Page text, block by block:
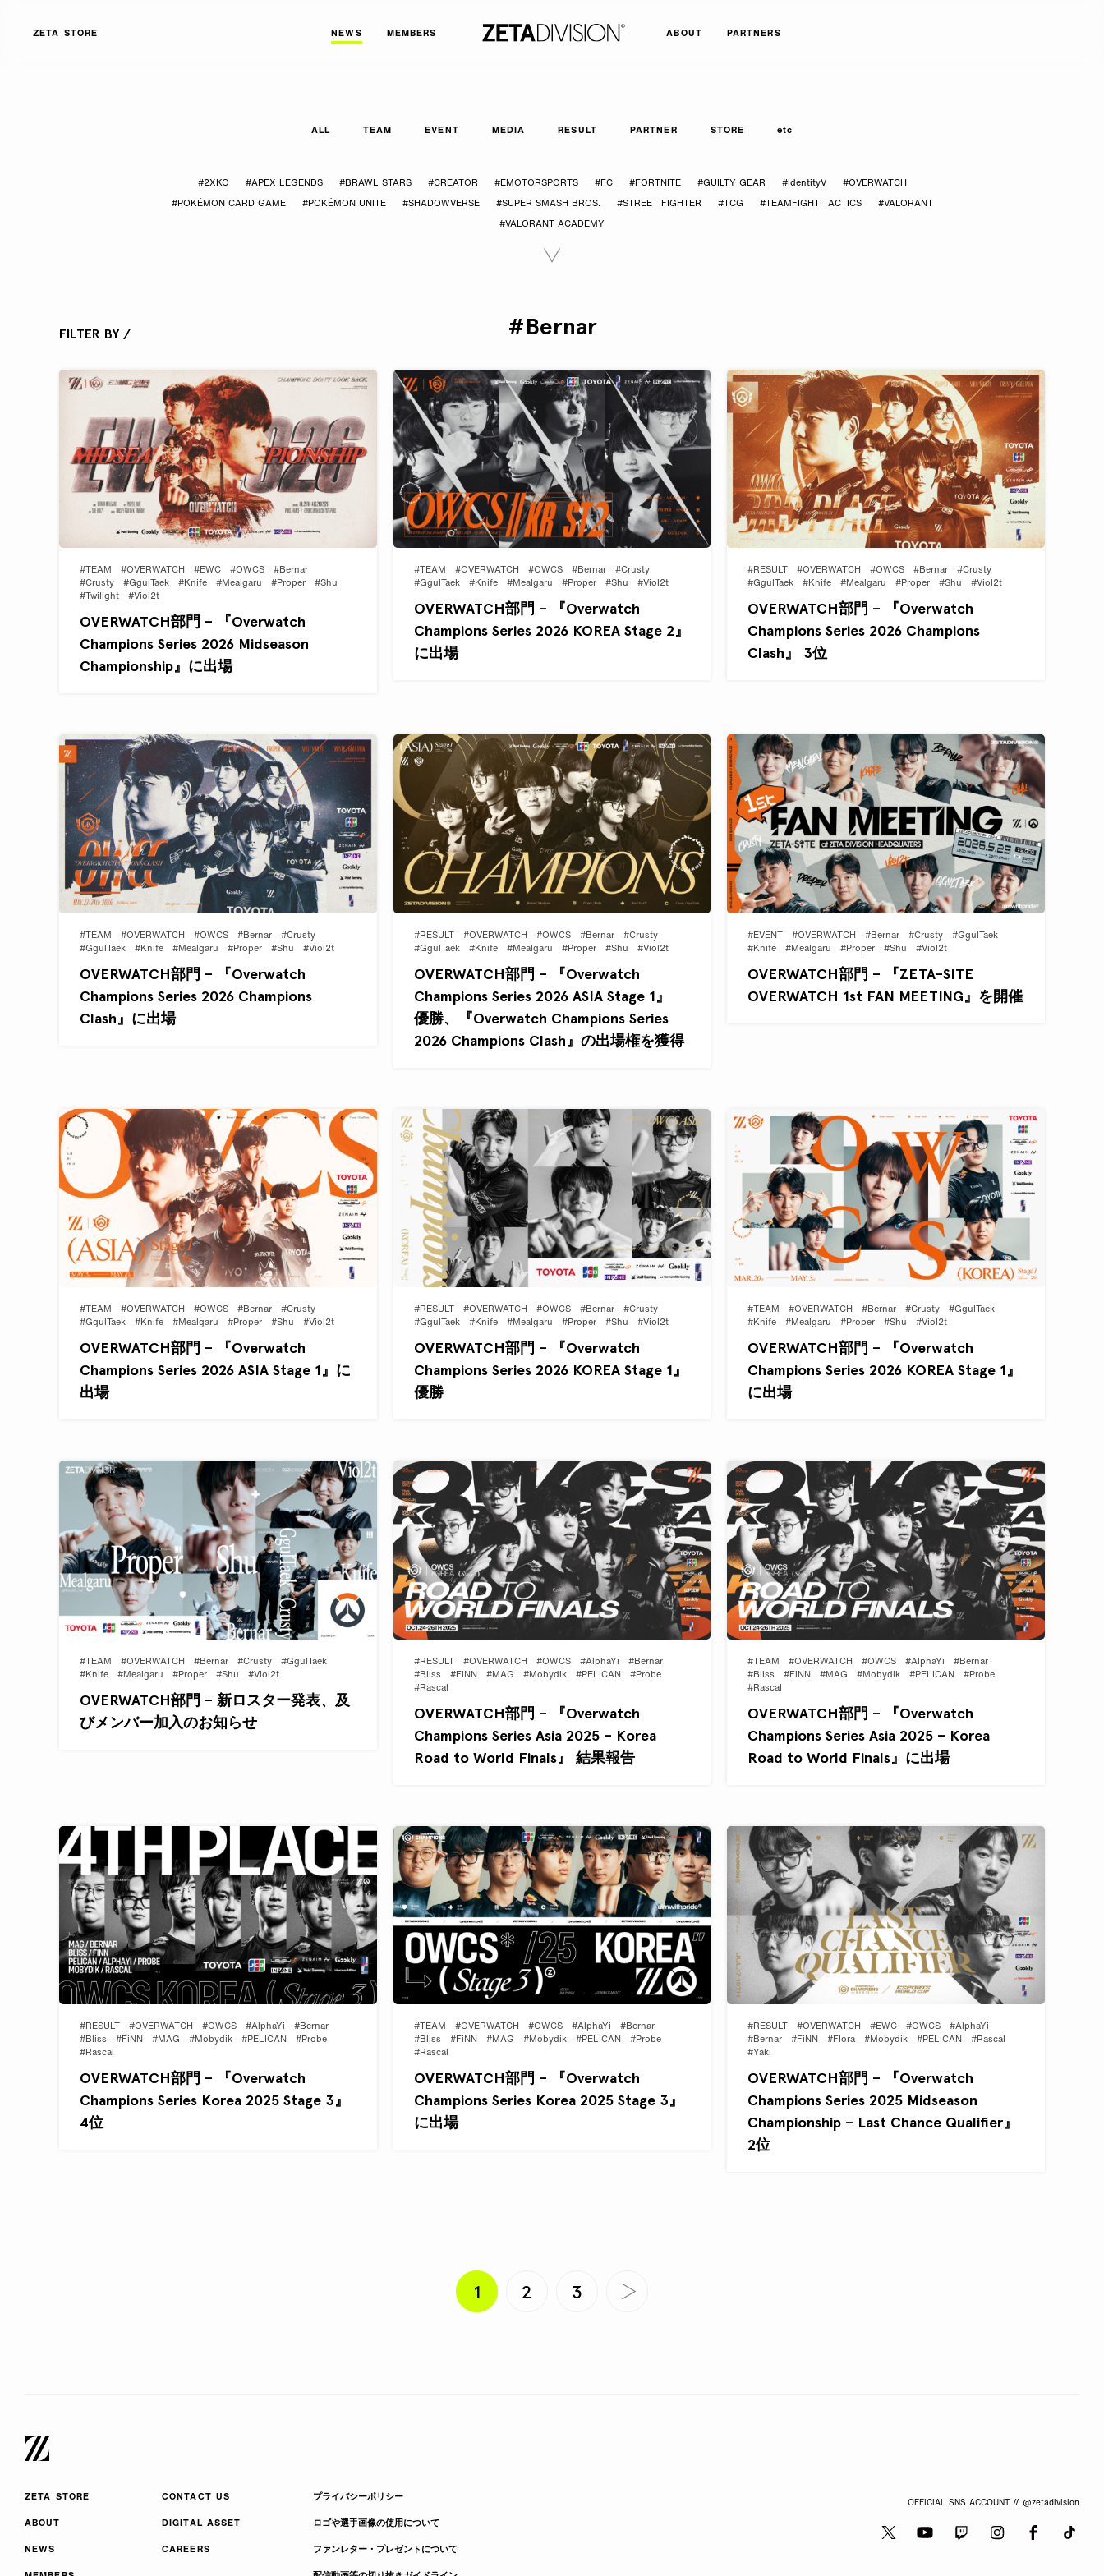
NEWS MEMBERS ABOUT PARTNERS
ZETA STORE
ALL TEAM EVENT MEDIA RESULT PARTNER STORE etc
#2XKO #APEX LEGENDS #BRAWL STARS #CREATOR #EMOTORSPORTS #FC #FORTNITE #GUILTY GEAR #IdentityV #OVERWATCH
#POKÉMON CARD GAME #POKÉMON UNITE #SHADOWVERSE #SUPER SMASH BROS. #STREET FIGHTER #TCG #TEAMFIGHT TACTICS #VALORANT
#VALORANT ACADEMY
FILTER BY / #Bernar
#TEAM #OVERWATCH #EWC #OWCS
#Bernar
#Crusty
#GgulTaek #Knife #Mealgaru #Proper
#Shu
#Twilight
#Viol2t
OVERWATCH部門 – 『Overwatch
Champions Series 2026 Midseason
Championship』に出場
#TEAM #OVERWATCH #OWCS #Bernar
#Crusty
#GgulTaek
#Knife #Mealgaru #Proper #Shu #Viol2t
OVERWATCH部門 – 『Overwatch
Champions Series 2026 KOREA Stage 2』
に出場
#RESULT #OVERWATCH #OWCS #Bernar
#Crusty
#GgulTaek
#Knife #Mealgaru #Proper #Shu #Viol2t
OVERWATCH部門 – 『Overwatch
Champions Series 2026 Champions
Clash』 3位
#TEAM #OVERWATCH #OWCS #Bernar
#Crusty
#GgulTaek
#Knife #Mealgaru #Proper #Shu #Viol2t
OVERWATCH部門 – 『Overwatch
Champions Series 2026 Champions
Clash』に出場
#RESULT #OVERWATCH #OWCS #Bernar
#Crusty
#GgulTaek
#Knife #Mealgaru #Proper #Shu #Viol2t
OVERWATCH部門 – 『Overwatch
Champions Series 2026 ASIA Stage 1』
優勝、『Overwatch Champions Series
2026 Champions Clash』の出場権を獲得
#EVENT #OVERWATCH #Bernar #Crusty
#GgulTaek
#Knife
#Mealgaru #Proper #Shu #Viol2t
OVERWATCH部門 – 『ZETA-SITE
OVERWATCH 1st FAN MEETING』を開催
#TEAM #OVERWATCH #OWCS #Bernar
#Crusty
#GgulTaek
#Knife #Mealgaru #Proper #Shu #Viol2t
OVERWATCH部門 – 『Overwatch
Champions Series 2026 ASIA Stage 1』に
出場
#RESULT #OVERWATCH #OWCS #Bernar
#Crusty
#GgulTaek
#Knife #Mealgaru #Proper #Shu #Viol2t
OVERWATCH部門 – 『Overwatch
Champions Series 2026 KOREA Stage 1』
優勝
#TEAM #OVERWATCH #Bernar #Crusty
#GgulTaek
#Knife
#Mealgaru #Proper #Shu #Viol2t
OVERWATCH部門 – 『Overwatch
Champions Series 2026 KOREA Stage 1』
に出場
#TEAM #OVERWATCH #Bernar #Crusty
#GgulTaek
#Knife
#Mealgaru #Proper #Shu #Viol2t
OVERWATCH部門 – 新ロスター発表、及
びメンバー加入のお知らせ
#RESULT #OVERWATCH #OWCS #AlphaYi
#Bernar
#Bliss
#FiNN #MAG #Mobydik #PELICAN
#Probe
#Rascal
OVERWATCH部門 – 『Overwatch
Champions Series Asia 2025 – Korea
Road to World Finals』 結果報告
#TEAM #OVERWATCH #OWCS #AlphaYi
#Bernar
#Bliss
#FiNN #MAG #Mobydik #PELICAN
#Probe
#Rascal
OVERWATCH部門 – 『Overwatch
Champions Series Asia 2025 – Korea
Road to World Finals』に出場
#RESULT #OVERWATCH #OWCS #AlphaYi
#Bernar
#Bliss
#FiNN #MAG #Mobydik #PELICAN
#Probe
#Rascal
OVERWATCH部門 – 『Overwatch
Champions Series Korea 2025 Stage 3』
4位
#TEAM #OVERWATCH #OWCS #AlphaYi
#Bernar
#Bliss
#FiNN #MAG #Mobydik #PELICAN
#Probe
#Rascal
OVERWATCH部門 – 『Overwatch
Champions Series Korea 2025 Stage 3』
に出場
#RESULT #OVERWATCH #EWC #OWCS
#AlphaYi
#Bernar
#FiNN #Flora #Mobydik #PELICAN
#Rascal
#Yaki
OVERWATCH部門 – 『Overwatch
Champions Series 2025 Midseason
Championship – Last Chance Qualifier』
2位
1 2 3
ZETA STORE
ABOUT
NEWS
CONTACT US
DIGITAL ASSET
CAREERS
プライバシーポリシー
ロゴや選手画像の使用について
ファンレター・プレゼントについて
OFFICIAL SNS ACCOUNT // @zetadivision